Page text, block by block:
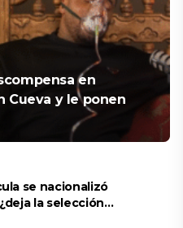
en
Cueva y le ponen
se nacionalizó
la selección